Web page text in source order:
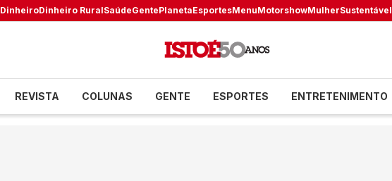
DinheiroDinheiro RuralSaúdeGentePlanetaEsportesMenuMotorshowMulherSustentável
REVISTA COLUNAS GENTE ESPORTES ENTRETENIMENTO